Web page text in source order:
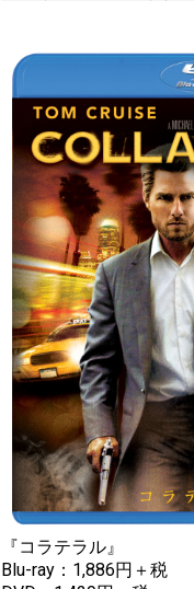
『コラテラル』
Blu-ray：1,886円＋税